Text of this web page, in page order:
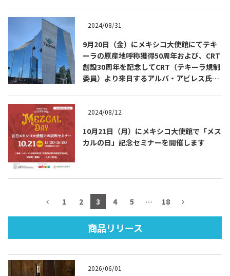
テキーラのつくり方 テキーラマーケット
メキシコ料理
2024/08/31
9月20日（金）にメキシコ大使館にてテキ
ーラの原産地呼称獲得50周年および、CRT
創設30周年を記念してCRT（テキーラ規制
委員）より来日するアルバ・アビレス氏を
2024/08/12
10月21日（月）にメキシコ大使館で「メス
カルの日」記念セミナーを開催します
1 2 3 4 5 … 18
商品リリース
2026/06/01